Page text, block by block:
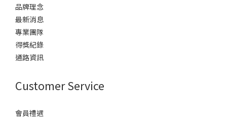
品牌理念
最新消息
專業團隊
得獎紀錄
通路資訊
Customer Service
會員禮遇